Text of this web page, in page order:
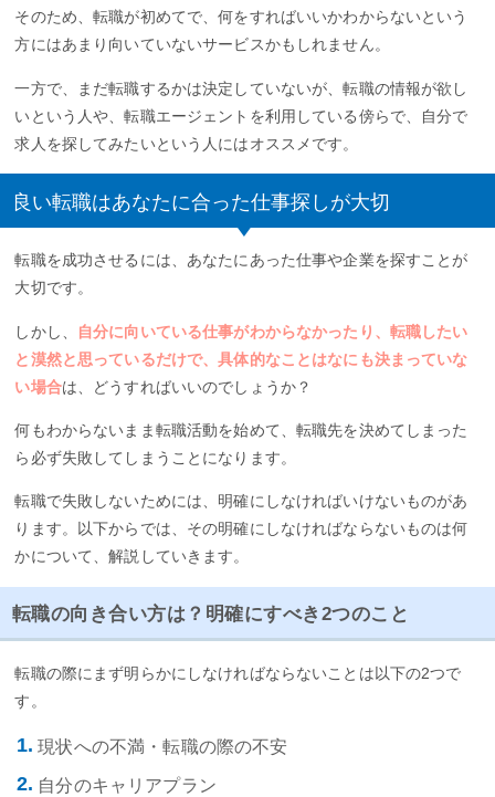
そのため、転職が初めてで、何をすればいいかわからないという
方にはあまり向いていないサービスかもしれません。
一方で、まだ転職するかは決定していないが、転職の情報が欲し
いという人や、転職エージェントを利用している傍らで、自分で
求人を探してみたいという人にはオススメです。
良い転職はあなたに合った仕事探しが大切
転職を成功させるには、あなたにあった仕事や企業を探すことが
大切です。
しかし、
自分に向いている仕事がわからなかったり、転職したい
と漠然と思っているだけで、具体的なことはなにも決まっていな
い場合は、どうすればいいのでしょうか？
何もわからないまま転職活動を始めて、転職先を決めてしまった
ら必ず失敗してしまうことになります。
転職で失敗しないためには、明確にしなければいけないものがあ
ります。以下からでは、その明確にしなければならないものは何
かについて、解説していきます。
転職の向き合い方は？明確にすべき2つのこと
転職の際にまず明らかにしなければならないことは以下の2つで
す。
現状への不満・転職の際の不安
自分のキャリアプラン